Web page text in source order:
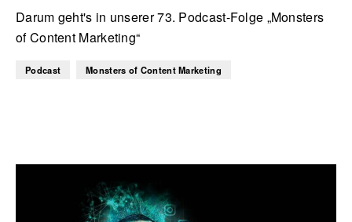
Darum geht's in unserer 73. Podcast-Folge „Monsters
of Content Marketing“
Podcast Monsters of Content Marketing